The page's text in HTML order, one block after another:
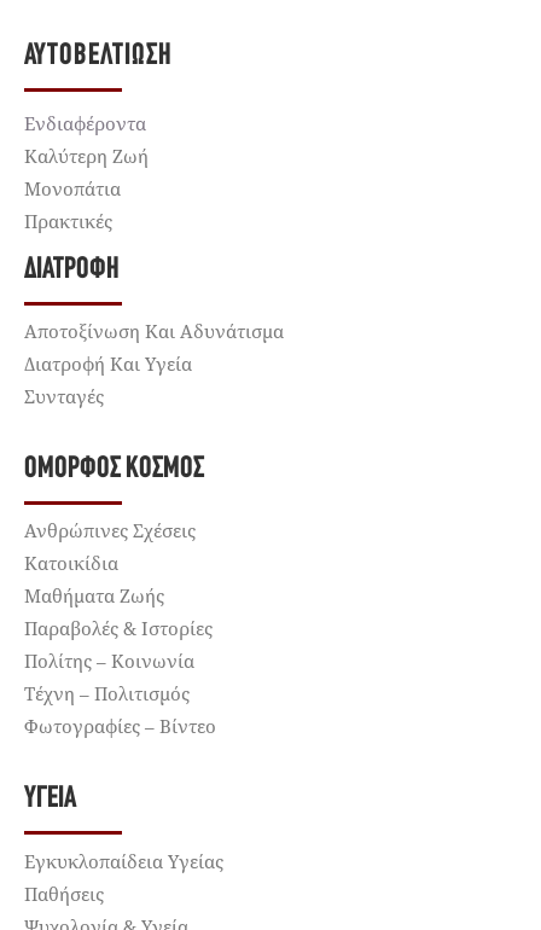
ΑΥΤΟΒΕΛΤΊΩΣΗ
Ενδιαφέροντα
Καλύτερη Ζωή
Μονοπάτια
Πρακτικές
ΔΙΑΤΡΟΦΉ
Αποτοξίνωση Και Αδυνάτισμα
Διατροφή Και Υγεία
Συνταγές
ΌΜΟΡΦΟΣ ΚΌΣΜΟΣ
Ανθρώπινες Σχέσεις
Κατοικίδια
Μαθήματα Ζωής
Παραβολές & Ιστορίες
Πολίτης – Κοινωνία
Τέχνη – Πολιτισμός
Φωτογραφίες – Βίντεο
ΥΓΕΊΑ
Εγκυκλοπαίδεια Υγείας
Παθήσεις